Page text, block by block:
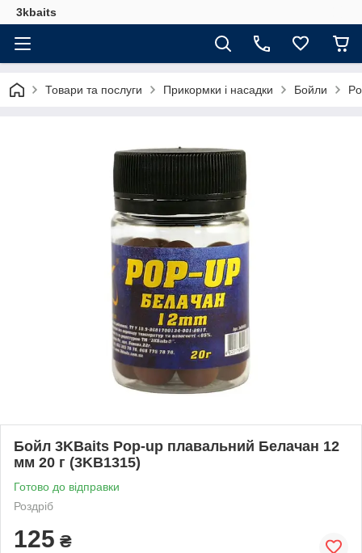
3kbaits
Товари та послуги Прикормки і насадки Бойли
Бойл 3KBaits Pop-up плавальний Белачан 12
мм 20 г (3KB1315)
Готово до відправки
Роздріб
125 ₴